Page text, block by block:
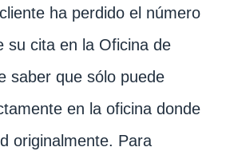
ha perdido el número
su cita en la Oficina de
saber que sólo puede
en la oficina donde
originalmente. Para